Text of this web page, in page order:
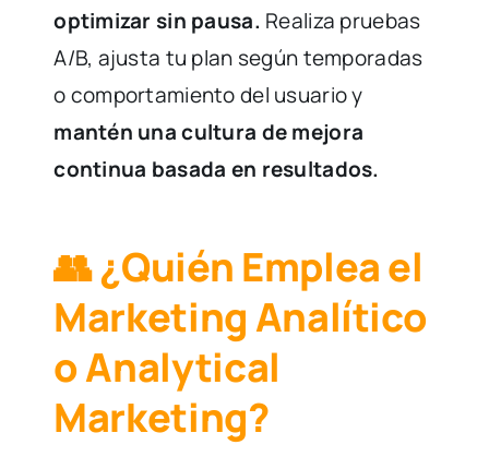
optimizar sin pausa. Realiza pruebas
A/B, ajusta tu plan según temporadas
o comportamiento del usuario y
mantén una cultura de mejora
continua basada en resultados.
👥 ¿Quién Emplea el
Marketing Analítico
o Analytical
Marketing?